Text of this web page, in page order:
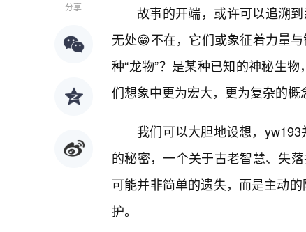
分享
故事的开端，或许可以追溯
无处😁不在，它们或象征着力量
种“龙物”？是某种已知的神秘生
们想象中更为宏大，更为复杂的概
我们可以大胆地设想，
的秘密，一个关于古老智慧、失
可能并非简单的遗失，而是主动
护。